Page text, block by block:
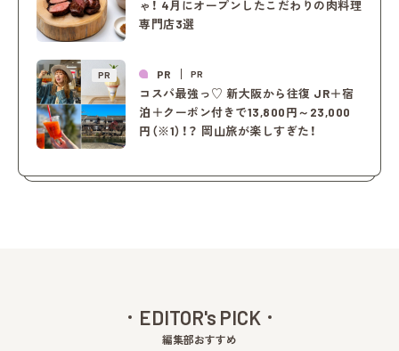
ゃ！ 4月にオープンしたこだわりの肉料理
専門店3選
PR PR PR
コスパ最強っ♡ 新大阪から往復 JR＋宿
泊＋クーポン付きで13,800円～23,000
円（※1）！？ 岡山旅が楽しすぎた！
EDITOR's PICK
編集部おすすめ